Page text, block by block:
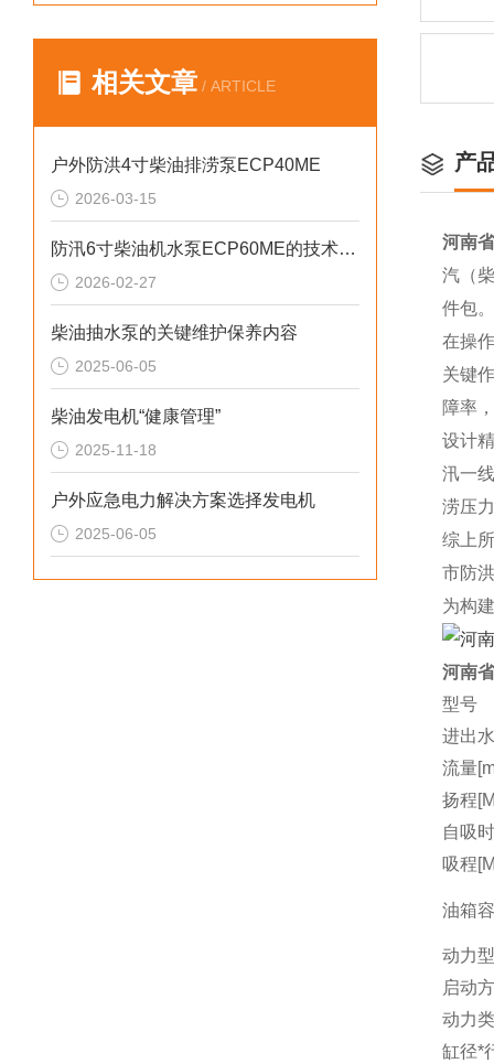
相关文章 / ARTICLE
户外防洪4寸柴油排涝泵ECP40ME
2026-03-15
防汛6寸柴油机水泵ECP60ME的技术参数
2026-02-27
柴油抽水泵的关键维护保养内容
2025-06-05
柴油发电机“健康管理”
2025-11-18
户外应急电力解决方案选择发电机
2025-06-05
产
河南
汽（
件包。
在操
关键
障率
设计
汛一
涝压
综上
市防
为构
河南
型号
进出
流量
扬程
自吸
吸程
油箱
动力
启动
动力
缸径*